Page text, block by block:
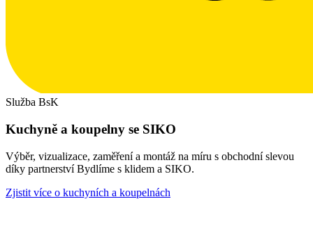
Služba BsK
Kuchyně a koupelny se SIKO
Výběr, vizualizace, zaměření a montáž na míru s obchodní slevou
díky partnerství Bydlíme s klidem a SIKO.
Zjistit více o kuchyních a koupelnách